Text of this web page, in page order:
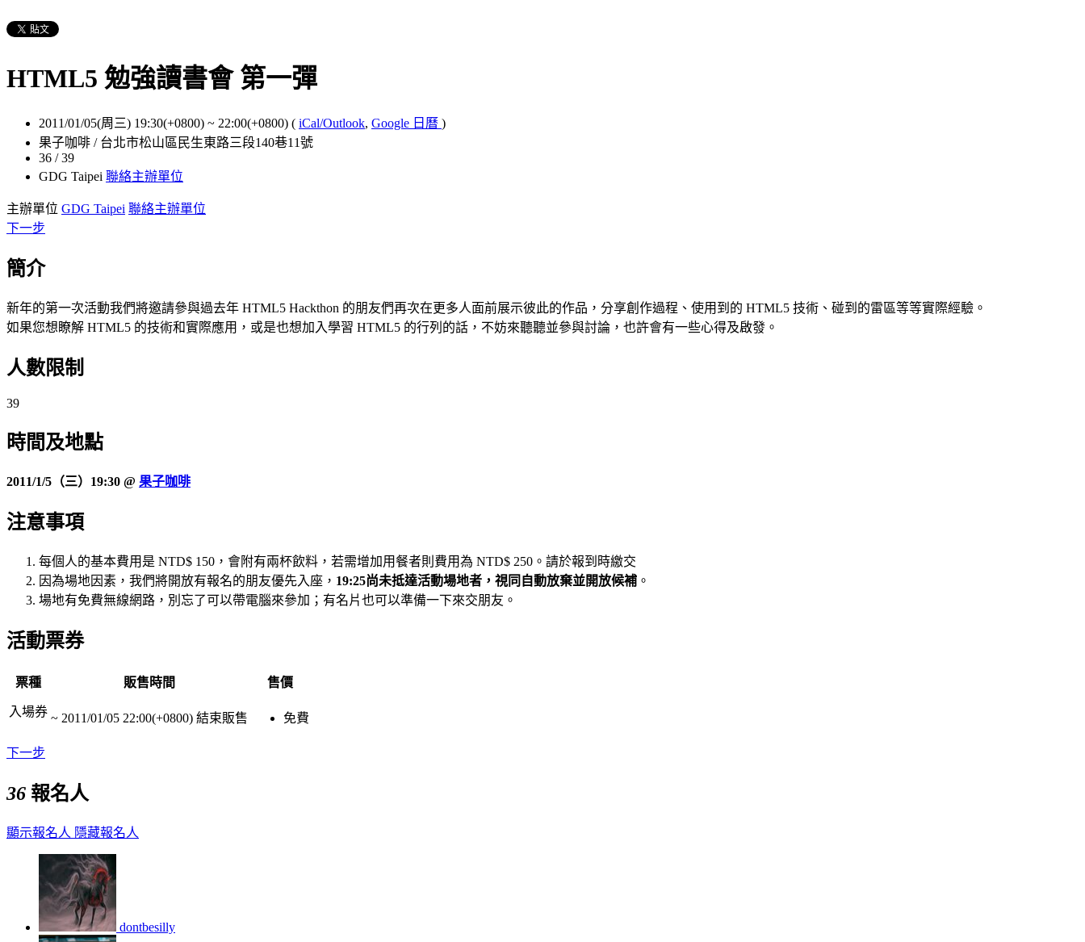
HTML5 勉強讀書會 第一彈
2011/01/05(周三) 19:30(+0800) ~ 22:00(+0800) ( iCal/Outlook, Google 日曆 )
果子咖啡 / 台北市松山區民生東路三段140巷11號
36 / 39
GDG Taipei 聯絡主辦單位
主辦單位 GDG Taipei 聯絡主辦單位
下一步
簡介
新年的第一次活動我們將邀請參與過去年 HTML5 Hackthon 的朋友們再次在更多人面前展示彼此的作品，分享創作過程、使用到的 HTML5 技術、碰到的雷區等等實際經驗。
如果您想瞭解 HTML5 的技術和實際應用，或是也想加入學習 HTML5 的行列的話，不妨來聽聽並參與討論，也許會有一些心得及啟發。
人數限制
39
時間及地點
2011/1/5（三）19:30 @ 果子咖啡
注意事項
每個人的基本費用是 NTD$ 150，會附有兩杯飲料，若需增加用餐者則費用為 NTD$ 250。請於報到時繳交
因為場地因素，我們將開放有報名的朋友優先入座， 19:25尚未抵達活動場地者，視同自動放棄並開放候補 。
場地有免費無線網路，別忘了可以帶電腦來參加；有名片也可以準備一下來交朋友。
活動票券
票種 販售時間 售價
入場券 ~ 2011/01/05 22:00(+0800) 結束販售 免費
下一步
36 報名人
顯示報名人 隱藏報名人
dontbesilly